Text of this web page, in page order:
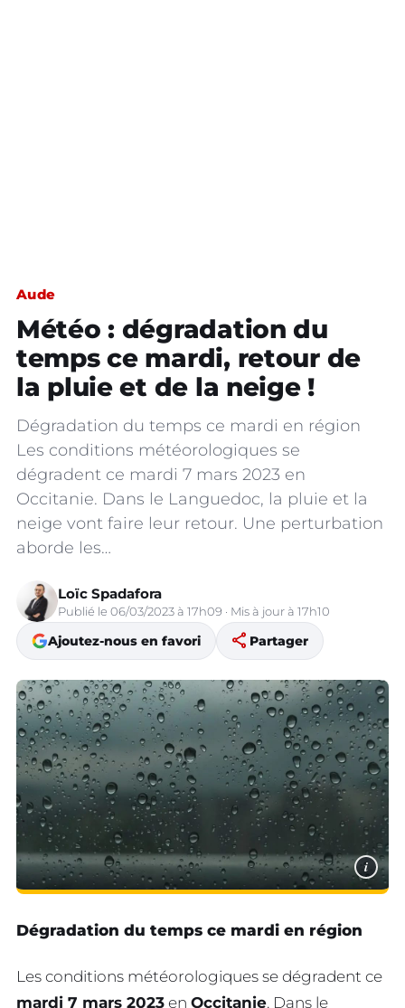
Aude
Météo : dégradation du
temps ce mardi, retour de
la pluie et de la neige !
Dégradation du temps ce mardi en région
Les conditions météorologiques se
dégradent ce mardi 7 mars 2023 en
Occitanie. Dans le Languedoc, la pluie et la
neige vont faire leur retour. Une perturbation
aborde les…
Loïc Spadafora
Publié le 06/03/2023 à 17h09 · Mis à jour à 17h10
Ajoutez-nous en favori share Partager
i
Dégradation du temps ce mardi en région
Les conditions météorologiques se dégradent ce
mardi 7 mars 2023 en Occitanie. Dans le